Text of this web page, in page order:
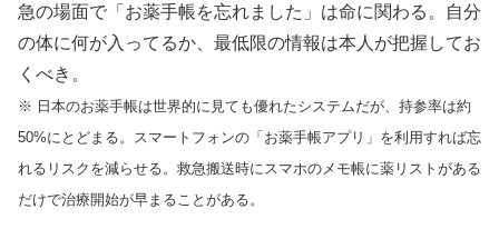
急の場面で「お薬手帳を忘れました」は命に関わる。自分
の体に何が入ってるか、最低限の情報は本人が把握してお
くべき。
※ 日本のお薬手帳は世界的に見ても優れたシステムだが、持参率は約
50%にとどまる。スマートフォンの「お薬手帳アプリ」を利用すれば忘
れるリスクを減らせる。救急搬送時にスマホのメモ帳に薬リストがある
だけで治療開始が早まることがある。